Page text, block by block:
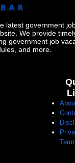
latest government
We provide
government job
and more.